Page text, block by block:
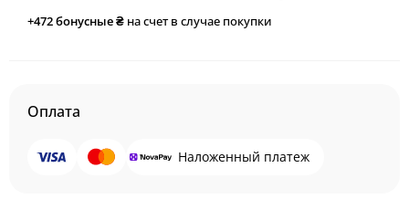
+472бонусные ₴ на счет в случае покупки
Оплата
Наложенный платеж